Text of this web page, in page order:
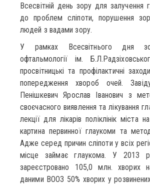
Всесвітній день зору для залучення
до проблем сліпоти, порушення
людей з вадами зору.
У рамках Всесвітнього дня
офтальмології ім.
просвітницькі та профілактичні
попередження хвороб очей.
Пенішкевич Ярослав Іванович з
своєчасного виявлення та лікування
лекції для лікарів поліклінік міста
картина первинної глаукоми та
Адже серед причин сліпоти у всіх
місце займає глаукома. У 2013
зареєстровано 105,0 млн. хворих
даними ВООЗ 50% хворих у